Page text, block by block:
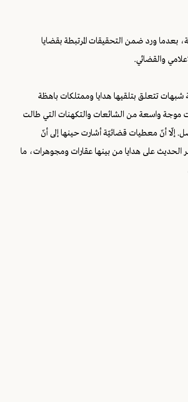
ورد ضمن التحقيقات المرتبطة بقضايا
والقضائي.
خلفية شبهات تتعلق بتلقيها هدايا وممتلكات باهظة
موجة واسعة من الشائعات والتكهنات التي طالت
إلّا أنّ معطيات قضائيّة أشارت حينها إلى أنّ
الحديث على هدايا من بينها عقارات ومجوهرات، ما